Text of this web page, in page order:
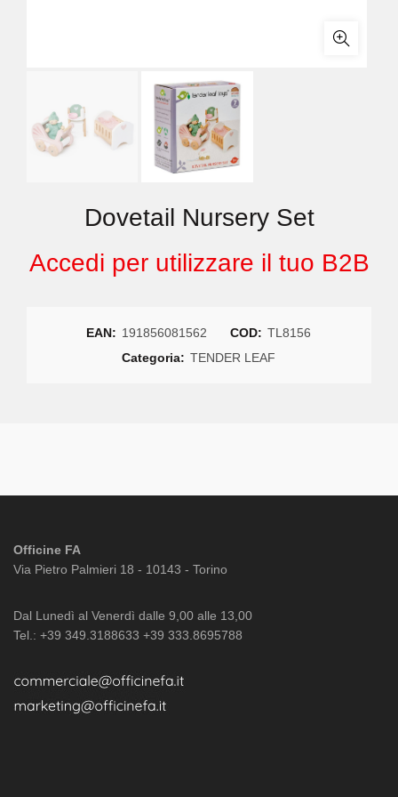
Dovetail Nursery Set
Accedi per utilizzare il tuo B2B
EAN: 191856081562 COD: TL8156
Categoria: TENDER LEAF
Officine FA
Via Pietro Palmieri 18 - 10143 - Torino
Dal Lunedì al Venerdì dalle 9,00 alle 13,00
Tel.: +39 349.3188633 +39 333.8695788